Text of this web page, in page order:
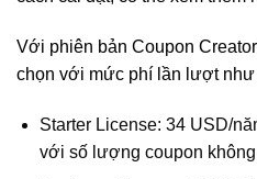
Với phiên bản Coupon
chọn với mức phí lần lượt như
Starter License: 34 USD/
với số lượng coupon